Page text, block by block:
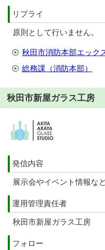
リプライ
原則として行いません。
秋田市消防本部エック
総務課（消防本部）
秋田市新屋ガラス工房
発信内容
展示会やイベント情報な
運用管理責任者
秋田市新屋ガラス工房
フォロー